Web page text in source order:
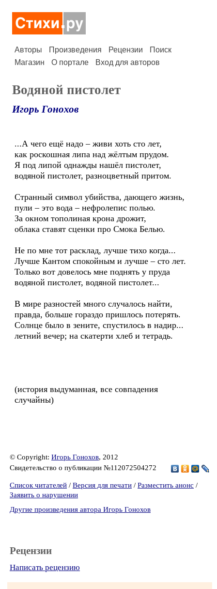
Авторы Произведения Рецензии
Поиск
Магазин
О портале Вход для авторов
Водяной пистолет
Игорь Гонохов
...А чего ещё надо – живи хоть сто лет,
как роскошная липа над жёлтым прудом.
Я под липой однажды нашёл пистолет,
водяной пистолет, разноцветный притом.
Странный символ убийства, дающего жизнь,
пули – это вода – нефролепис полью.
За окном тополиная крона дрожит,
облака ставят сценки про Смока Белью.
Не по мне тот расклад, лучше тихо когда...
Лучше Кантом спокойным и лучше – сто лет.
Только вот довелось мне поднять у пруда
водяной пистолет, водяной пистолет...
В мире разностей много случалось найти,
правда, больше гораздо пришлось потерять.
Солнце было в зените, спустилось в надир...
летний вечер; на скатерти хлеб и тетрадь.
(история выдуманная, все совпадения
случайны)
© Copyright: Игорь Гонохов, 2012
Свидетельство о публикации №112072504272
Список читателей / Версия для печати / Разместить анонс /
Заявить о нарушении
Другие произведения автора Игорь Гонохов
Рецензии
Написать рецензию